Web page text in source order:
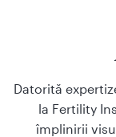
Datorită
la Fertility
împlinirii